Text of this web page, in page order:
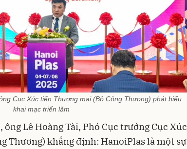
Cục Xúc tiến Thương mại (Bộ Công Thương) phát biểu
khai mạc triển lãm
Lê Hoàng Tài, Phó Cục trưởng Cục Xúc
Thương) khẳng định: HanoiPlas là một sự